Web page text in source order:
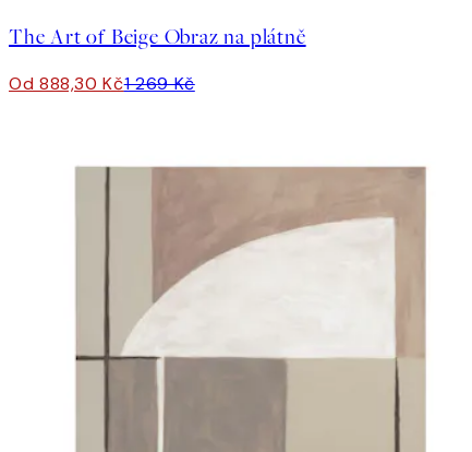
The Art of Beige Obraz na plátně
Od 888,30 Kč1 269 Kč